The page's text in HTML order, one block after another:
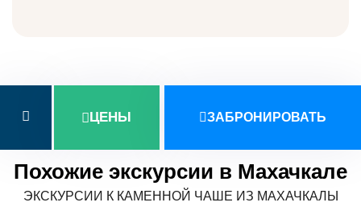
ЦЕНЫ ЗАБРОНИРОВАТЬ
Похожие экскурсии в Махачкале
ЭКСКУРСИИ К КАМЕННОЙ ЧАШЕ ИЗ МАХАЧКАЛЫ